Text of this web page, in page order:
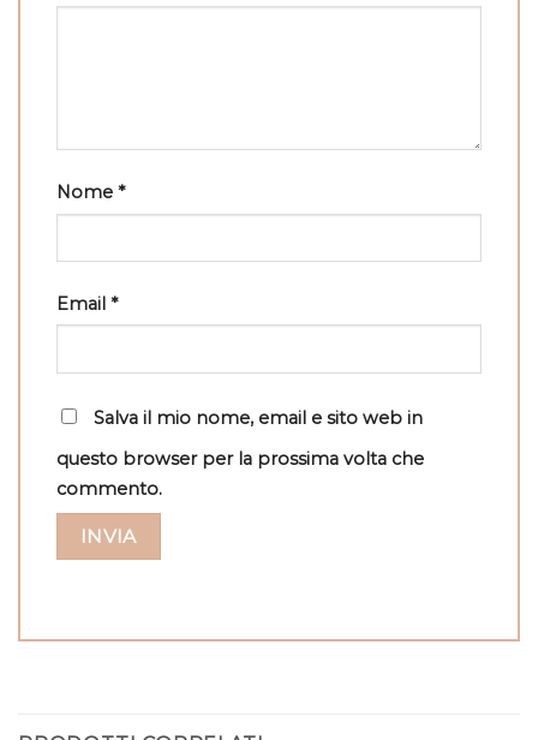
Nome *
Email *
Salva il mio nome, email e sito web in
questo browser per la prossima volta che
commento.